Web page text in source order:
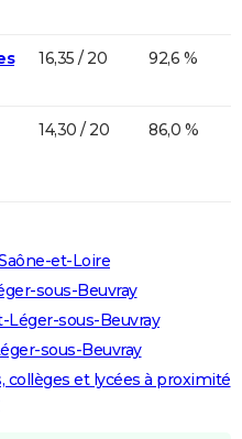
16,35 / 20 92,6 %
14,30 / 20 86,0 %
et-Loire
sous-Beuvray
Léger-sous-Beuvray
sous-Beuvray
collèges et lycées à proximité